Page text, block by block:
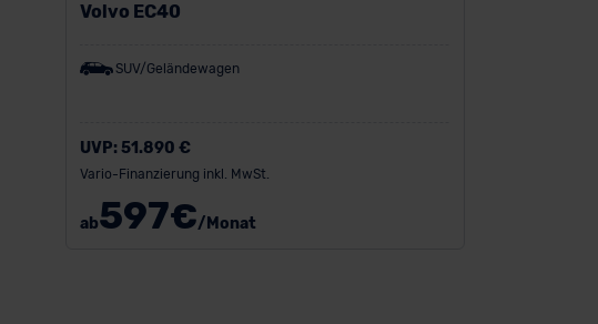
Volvo EC40
SUV/Geländewagen
UVP:51.890 €
Vario-Finanzierung inkl. MwSt.
ab597€/Monat